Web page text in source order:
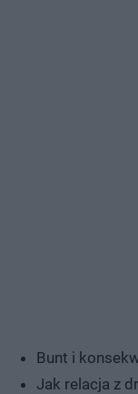
Bunt i
Jak relacja z